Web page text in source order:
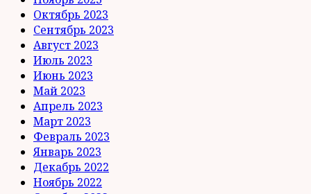
Октябрь 2023
Сентябрь 2023
Август 2023
Июль 2023
Июнь 2023
Май 2023
Апрель 2023
Март 2023
Февраль 2023
Январь 2023
Декабрь 2022
Ноябрь 2022